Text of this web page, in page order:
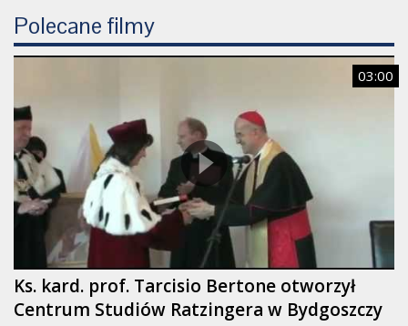
Polecane filmy
03:00
Ks. kard. prof. Tarcisio Bertone otworzył
Centrum Studiów Ratzingera w Bydgoszczy